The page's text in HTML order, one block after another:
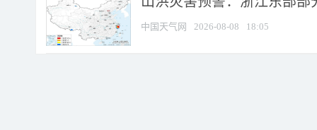
中国天气网 2026-08-08 18:05